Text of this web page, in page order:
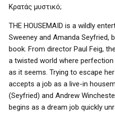
Κρατάς μυστικό;
THE HOUSEMAID is a wildly
Sweeney and Amanda Seyfried,
book. From director Paul Feig,
a twisted world where
as it seems. Trying to escape
accepts a job as a live-in
(Seyfried) and Andrew
begins as a dream job quickly